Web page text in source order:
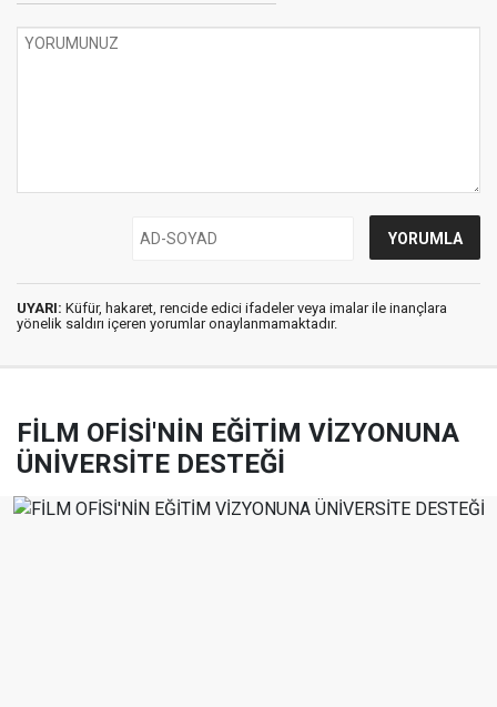
UYARI: Küfür, hakaret, rencide edici ifadeler veya imalar ile inançlara
yönelik saldırı içeren yorumlar onaylanmamaktadır.
FİLM OFİSİ'NİN EĞİTİM VİZYONUNA
ÜNİVERSİTE DESTEĞİ